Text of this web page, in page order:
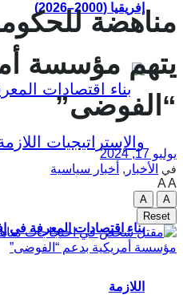
إفريقيا (2000–2026)
بناء اقتصادات المعرفة في
اللازمة
مناهضة
يتهم مؤسسة
“الفوضى”
يوليو 17, 2024
في الأخبار , أخبار سياسية
AA
A
A
Reset